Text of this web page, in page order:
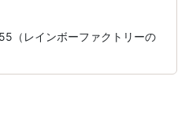
（レインボーファクトリーの